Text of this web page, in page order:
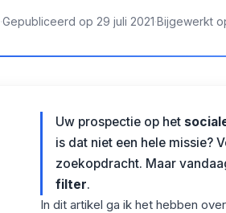
·Gepubliceerd op 29 juli 2021·Bijgewerkt
Uw prospectie op het
is dat niet een hele missie?
zoekopdracht. Maar
filter.
In dit artikel ga ik het hebben